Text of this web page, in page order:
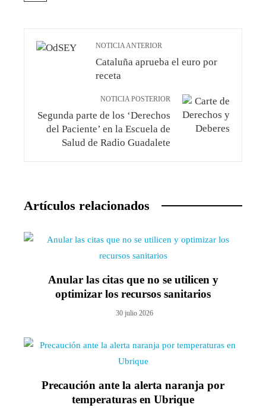
NOTICIA ANTERIOR
Cataluña aprueba el euro por
receta
NOTICIA POSTERIOR
Segunda parte de los ‘Derechos
del Paciente’ en la Escuela de
Salud de Radio Guadalete
Artículos relacionados
Anular las citas que no se utilicen y
optimizar los recursos sanitarios
30 julio 2026
Precaución ante la alerta naranja por
temperaturas en Ubrique